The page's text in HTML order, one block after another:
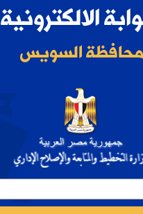
الالكترونية
محافظة السويس